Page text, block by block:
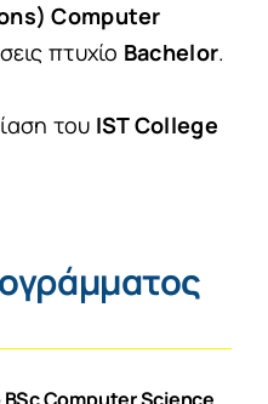
Computer
πτυχίο Bachelor.
του ISTCollege